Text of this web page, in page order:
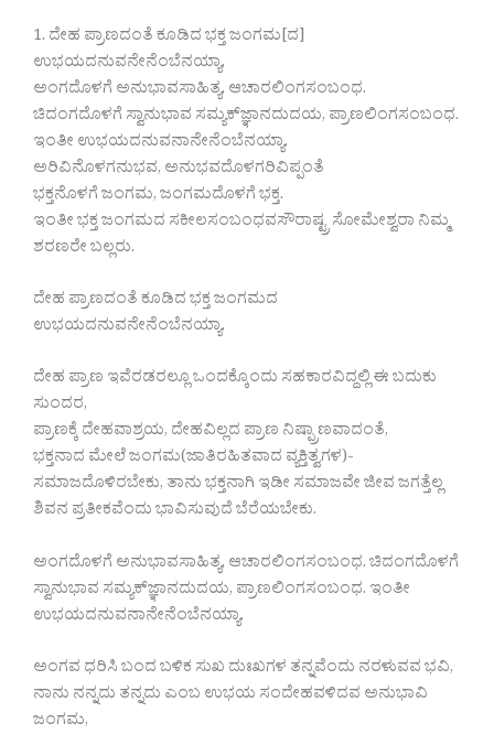
1. ದೇಹ ಪ್ರಾಣದಂತೆ ಕೂಡಿದ ಭಕ್ತ ಜಂಗಮ[ದ]
ಉಭಯದನುವನೇನೆಂಬೆನಯ್ಯಾ,
ಅಂಗದೊಳಗೆ ಅನುಭಾವಸಾಹಿತ್ಯ, ಆಚಾರಲಿಂಗಸಂಬಂಧ.
ಚಿದಂಗದೊಳಗೆ ಸ್ವಾನುಭಾವ ಸಮ್ಯಕ್‍ಜ್ಞಾನದುದಯ, ಪ್ರಾಣಲಿಂಗಸಂಬಂಧ.
ಇಂತೀ ಉಭಯದನುವನಾನೇನೆಂಬೆನಯ್ಯಾ.
ಅರಿವಿನೊಳಗನುಭವ, ಅನುಭವದೊಳಗರಿವಿಪ್ಪಂತೆ
ಭಕ್ತನೊಳಗೆ ಜಂಗಮ, ಜಂಗಮದೊಳಗೆ ಭಕ್ತ.
ಇಂತೀ ಭಕ್ತ ಜಂಗಮದ ಸಕೀಲಸಂಬಂಧವಸೌರಾಷ್ಟ್ರ ಸೋಮೇಶ್ವರಾ ನಿಮ್ಮ
ಶರಣರೇ ಬಲ್ಲರು.
ದೇಹ ಪ್ರಾಣದಂತೆ ಕೂಡಿದ ಭಕ್ತ ಜಂಗಮದ
ಉಭಯದನುವನೇನೆಂಬೆನಯ್ಯಾ.
ದೇಹ ಪ್ರಾಣ ಇವೆರಡರಲ್ಲೂ ಒಂದಕ್ಕೊಂದು ಸಹಕಾರವಿದ್ದಲ್ಲಿ ಈ ಬದುಕು
ಸುಂದರ,
ಪ್ರಾಣಕ್ಕೆ ದೇಹವಾಶ್ರಯ, ದೇಹವಿಲ್ಲದ ಪ್ರಾಣ ನಿಷ್ಪ್ರಾಣವಾದಂತೆ,
ಭಕ್ತನಾದ ಮೇಲೆ ಜಂಗಮ(ಜಾತಿರಹಿತವಾದ ವ್ಯಕ್ತಿತ್ವಗಳ)-
ಸಮಾಜದೊಳಿರಬೇಕು, ತಾನು ಭಕ್ತನಾಗಿ ಇಡೀ ಸಮಾಜವೇ ಜೀವ ಜಗತ್ತೆಲ್ಲ
ಶಿವನ ಪ್ರತೀಕವೆಂದು ಭಾವಿಸುವುದೆ ಬೆರೆಯಬೇಕು.
ಅಂಗದೊಳಗೆ ಅನುಭಾವಸಾಹಿತ್ಯ, ಆಚಾರಲಿಂಗಸಂಬಂಧ. ಚಿದಂಗದೊಳಗೆ
ಸ್ವಾನುಭಾವ ಸಮ್ಯಕ್‍ಜ್ಞಾನದುದಯ, ಪ್ರಾಣಲಿಂಗಸಂಬಂಧ. ಇಂತೀ
ಉಭಯದನುವನಾನೇನೆಂಬೆನಯ್ಯಾ.
ಅಂಗವ ಧರಿಸಿ ಬಂದ ಬಳಿಕ ಸುಖ ದುಃಖಗಳ ತನ್ನವೆಂದು ನರಳುವವ ಭವಿ,
ನಾನು ನನ್ನದು ತನ್ನದು ಎಂಬ ಉಭಯ ಸಂದೇಹವಳಿದವ ಅನುಭಾವಿ
ಜಂಗಮ,